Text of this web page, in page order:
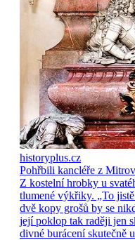
historyplus.cz
Pohřbili kancléře z
Z kostelní hrobky u
tlumené výkřiky. „To
dvě kopy grošů by se
její poklop tak raději jen
divné burácení skutečně